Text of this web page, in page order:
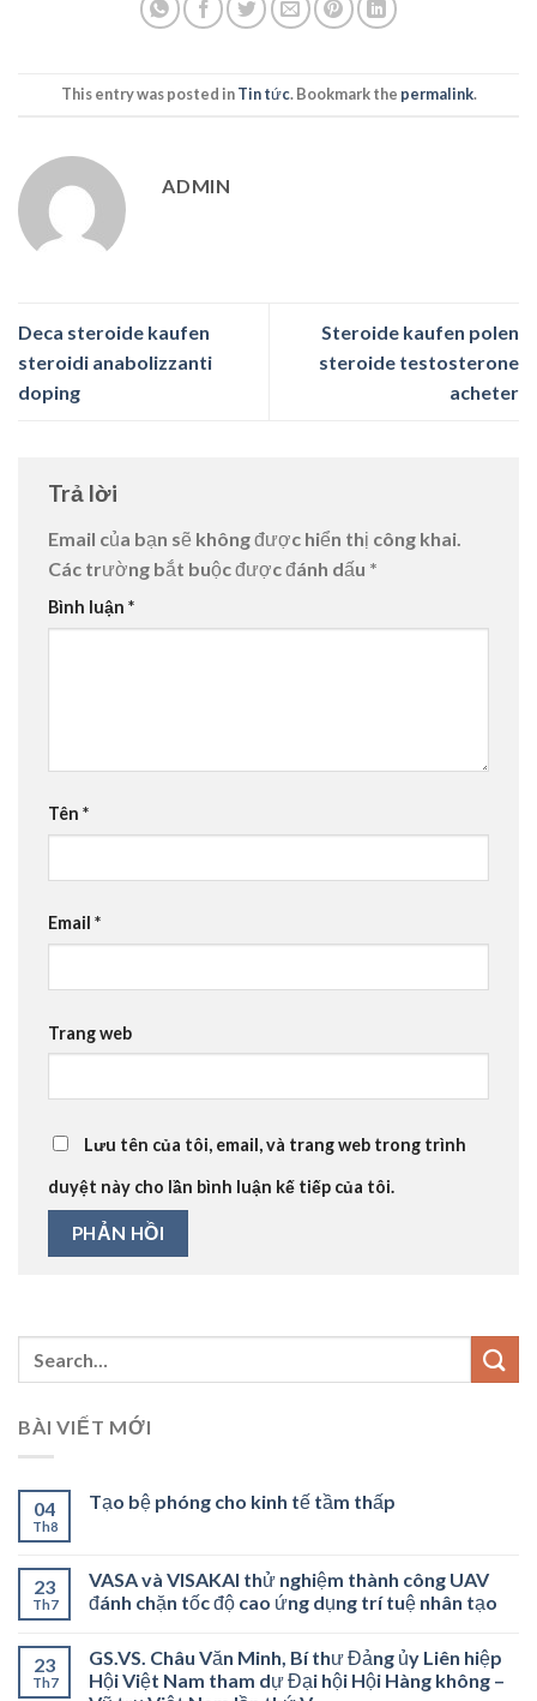
This entry was posted inTin tức. Bookmark the permalink.
ADMIN
Deca steroide kaufen
steroidi anabolizzanti
doping
Steroide kaufen polen
steroide testosterone
acheter
Trả lời
Email của bạn sẽ không được hiển thị công khai.
Các trường bắt buộc được đánh dấu *
Bình luận *
Tên *
Email *
Trang web
Lưu tên của tôi, email, và trang web trong trình
duyệt này cho lần bình luận kế tiếp của tôi.
BÀI VIẾT MỚI
04
Th8
Tạo bệ phóng cho kinh tế tầm thấp
23
Th7
VASA và VISAKAI thử nghiệm thành công UAV
đánh chặn tốc độ cao ứng dụng trí tuệ nhân tạo
23
Th7
GS.VS. Châu Văn Minh, Bí thư Đảng ủy Liên hiệp
Hội Việt Nam tham dự Đại hội Hội Hàng không –